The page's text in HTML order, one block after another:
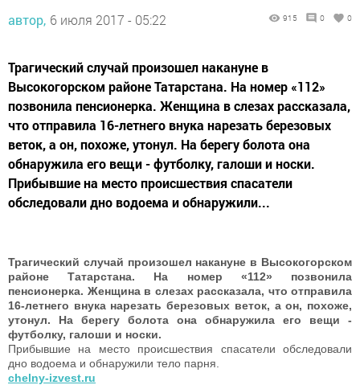
автор, 6 июля 2017 - 05:22 915 0 0
Трагический случай произошел накануне в
Высокогорском районе Татарстана. На номер «112»
позвонила пенсионерка. Женщина в слезах рассказала,
что отправила 16-летнего внука нарезать березовых
веток, а он, похоже, утонул. На берегу болота она
обнаружила его вещи - футболку, галоши и носки.
Прибывшие на место происшествия спасатели
обследовали дно водоема и обнаружили...
Трагический случай произошел накануне в Высокогорском
районе Татарстана. На номер «112» позвонила
пенсионерка. Женщина в слезах рассказала, что отправила
16-летнего внука нарезать березовых веток, а он, похоже,
утонул. На берегу болота она обнаружила его вещи -
футболку, галоши и носки.
Прибывшие на место происшествия спасатели обследовали
дно водоема и обнаружили тело парня.
chelny-izvest.ru